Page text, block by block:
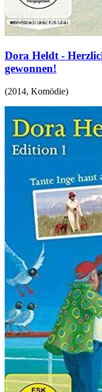
Dora Heldt -
gewonnen!
(2014, Komödie)